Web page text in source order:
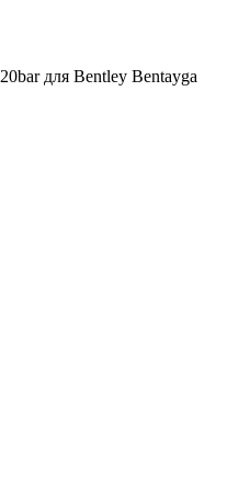
для Bentley Bentayga